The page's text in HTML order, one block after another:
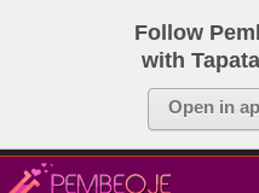
Follow
with
Open in